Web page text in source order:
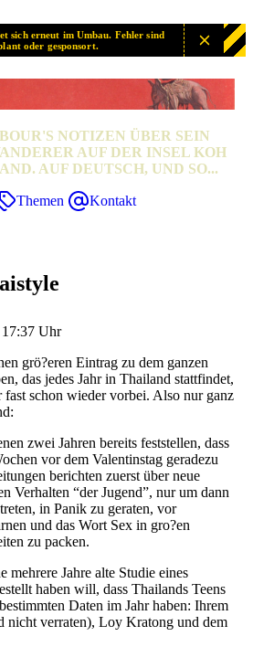
sich erneut im Umbau. Fehler sind
oder gesponsort.
SAMUI!
NOTIZEN ÜBER SEIN
AUF DER INSEL KOH
AUF DEUTSCH, UND SO...
Themen Kontakt
17:37 Uhr
grö?eren Eintrag zu dem ganzen
das jedes Jahr in Thailand stattfindet,
fast schon wieder vorbei. Also nur ganz
zwei Jahren bereits feststellen, dass
vor dem Valentinstag geradezu
berichten zuerst über neue
Verhalten “der Jugend”, nur um dann
in Panik zu geraten, vor
und das Wort Sex in gro?en
zu packen.
Jahre alte Studie eines
haben will, dass Thailands Teens
Daten im Jahr haben: Ihrem
nicht verraten), Loy Kratong und dem